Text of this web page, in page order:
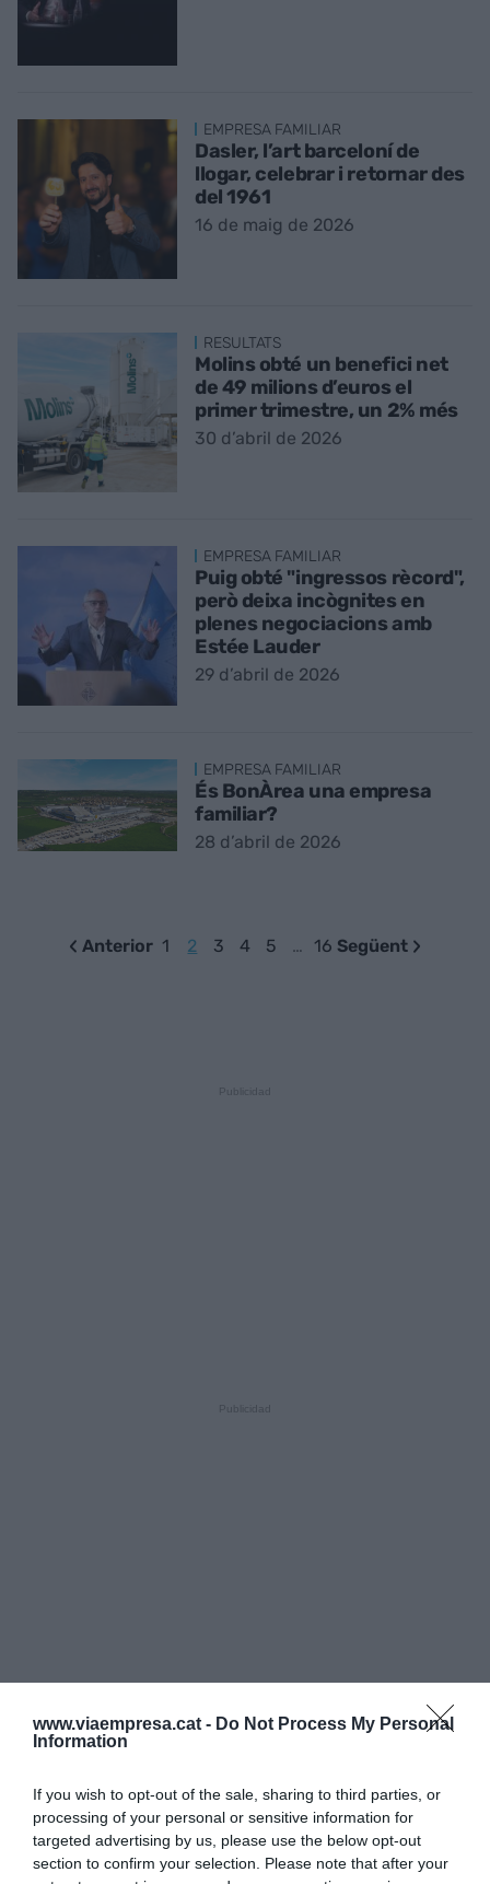
www.viaempresa.cat - Do Not Process My Personal
Information
If you wish to opt-out of the sale, sharing to third parties, or
processing of your personal or sensitive information for
targeted advertising by us, please use the below opt-out
section to confirm your selection. Please note that after your
EMPRESA FAMILIAR
Dasler, l’art barceloní de
llogar, celebrar i retornar des
del 1961
16 de maig de 2026
RESULTATS
Molins obté un benefici net
de 49 milions d’euros el
primer trimestre, un 2% més
30 d’abril de 2026
EMPRESA FAMILIAR
Puig obté "ingressos rècord",
però deixa incògnites en
plenes negociacions amb
Estée Lauder
29 d’abril de 2026
EMPRESA FAMILIAR
És BonÀrea una empresa
familiar?
28 d’abril de 2026
Anterior 1 2 3 4 5 … 16 Següent